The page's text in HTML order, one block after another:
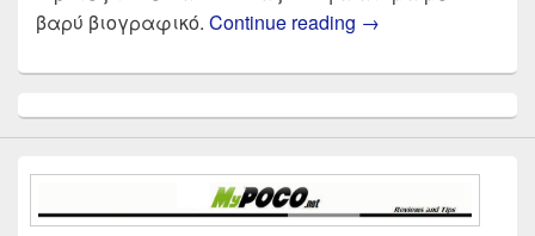
βαρύ βιογραφικό. Continue reading KADENA είναι
→
Sidebar
Widget